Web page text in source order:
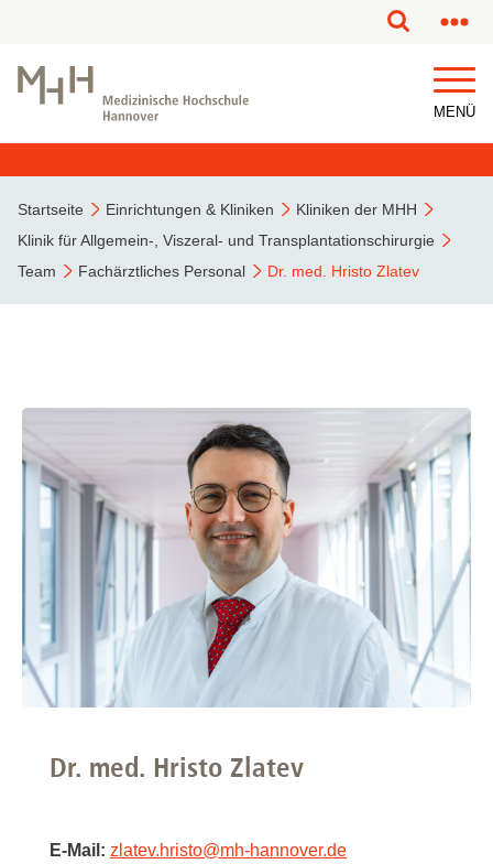
MENÜ
Startseite Einrichtungen & Kliniken
Kliniken der MHH
Klinik für Allgemein-, Viszeral- und Transplantationschirurgie
Team
Fachärztliches Personal Dr. med. Hristo Zlatev
Dr. med. Hristo Zlatev
E-Mail: zlatev.hristo@mh-hannover.de